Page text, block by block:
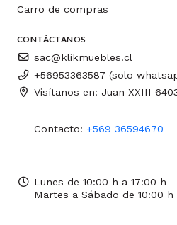
Carro de compras
CONTÁCTANOS
sac@klikmuebles.cl
+56953363587 (solo
Visítanos en: Juan XXIII
Contacto: +569 36594670
Lunes de 10:00 h a 17:00 h
Martes a Sábado de 10:00 h